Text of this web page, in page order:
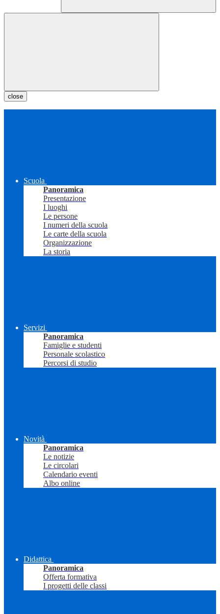
close
Scuola
Panoramica
Presentazione
I luoghi
Le persone
I numeri della scuola
Le carte della scuola
Organizzazione
La storia
Servizi
Panoramica
Famiglie e studenti
Personale scolastico
Percorsi di studio
Novità
Panoramica
Le notizie
Le circolari
Calendario eventi
Albo online
Didattica
Panoramica
Offerta formativa
I progetti delle classi